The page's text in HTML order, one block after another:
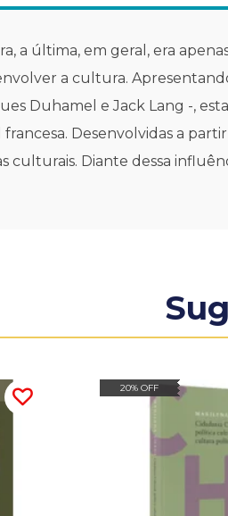
a última, em geral, era
a cultura.
Duhamel e Jack Lang -,
Desenvolvidas a
culturais. Diante dessa
20% OFF